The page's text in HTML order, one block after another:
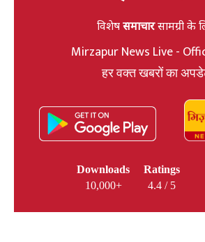
विशेषसमाचारसामग्री के
Mirzapur News Live -
हर वक्त खबरों का
Downloads
10,000+
Ratings
4.4 / 5